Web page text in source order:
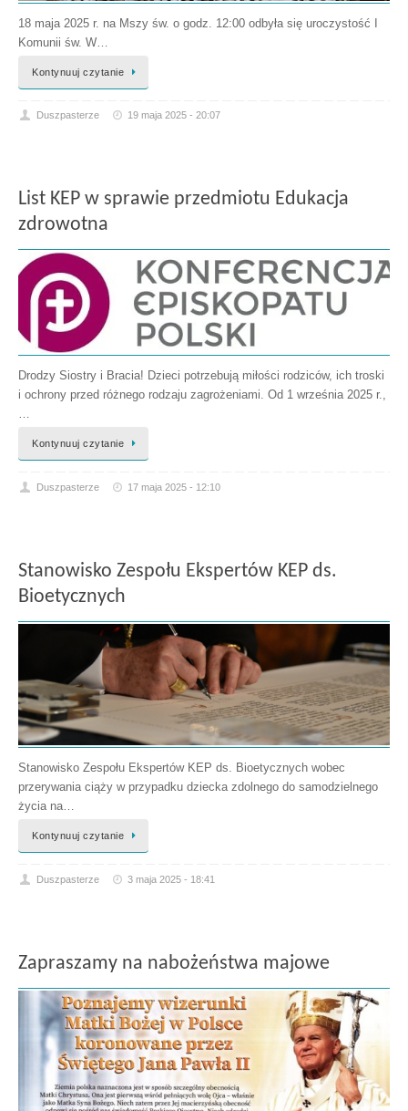
18 maja 2025 r. na Mszy św. o godz. 12:00 odbyła się uroczystość I
Komunii św. W…
Kontynuuj czytanie
Duszpasterze 19 maja 2025 - 20:07
List KEP w sprawie przedmiotu Edukacja
zdrowotna
Drodzy Siostry i Bracia! Dzieci potrzebują miłości rodziców, ich troski
i ochrony przed różnego rodzaju zagrożeniami. Od 1 września 2025 r.,
…
Kontynuuj czytanie
Duszpasterze 17 maja 2025 - 12:10
Stanowisko Zespołu Ekspertów KEP ds.
Bioetycznych
Stanowisko Zespołu Ekspertów KEP ds. Bioetycznych wobec
przerywania ciąży w przypadku dziecka zdolnego do samodzielnego
życia na…
Kontynuuj czytanie
Duszpasterze 3 maja 2025 - 18:41
Zapraszamy na nabożeństwa majowe